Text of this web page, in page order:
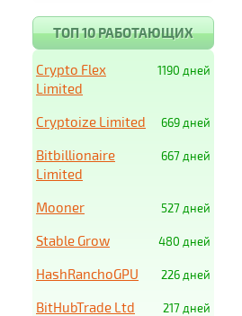
ТОП 10 РАБОТАЮЩИХ
1190 дней
Crypto Flex
Limited
669 дней
Cryptoize Limited
667 дней
Bitbillionaire
Limited
527 дней
Mooner
480 дней
Stable Grow
226 дней
HashRanchoGPU
217 дней
BitHubTrade Ltd